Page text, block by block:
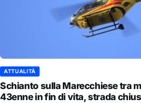
ATTUALITÀ
Schianto sulla Marecchiese tra
43enne in fin di vita, strada